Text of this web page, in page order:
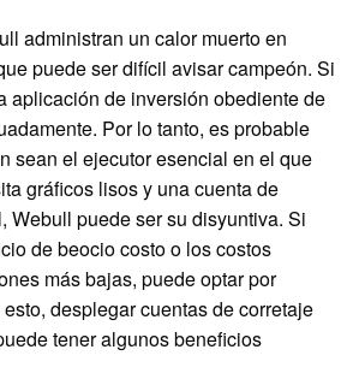
administran un calor muerto en
puede ser difícil avisar campeón. Si
aplicación de inversión obediente de
Por lo tanto, es probable
sean el ejecutor esencial en el que
gráficos lisos y una cuenta de
Webull puede ser su disyuntiva. Si
de beocio costo o los costos
más bajas, puede optar por
desplegar cuentas de corretaje
tener algunos beneficios